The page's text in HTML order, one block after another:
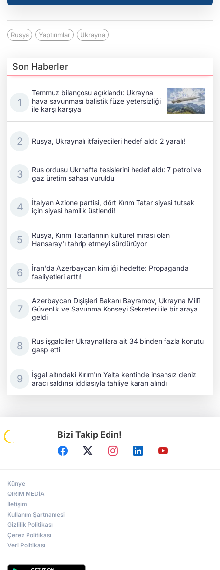
Rusya Yaptırımlar Ukrayna
Son Haberler
Temmuz bilançosu açıklandı: Ukrayna
hava savunması balistik füze yetersizliği
ile karşı karşıya
Rusya, Ukraynalı itfaiyecileri hedef aldı: 2 yaralı!
Rus ordusu Ukrnafta tesislerini hedef aldı: 7 petrol ve
gaz üretim sahası vuruldu
İtalyan Azione partisi, dört Kırım Tatar siyasi tutsak
için siyasi hamilik üstlendi!
Rusya, Kırım Tatarlarının kültürel mirası olan
Hansaray'ı tahrip etmeyi sürdürüyor
İran'da Azerbaycan kimliği hedefte: Propaganda
faaliyetleri arttı!
Azerbaycan Dışişleri Bakanı Bayramov, Ukrayna Millî
Güvenlik ve Savunma Konseyi Sekreteri ile bir araya
geldi
Rus işgalciler Ukraynalılara ait 34 binden fazla konutu
gasp etti
İşgal altındaki Kırım'ın Yalta kentinde insansız deniz
aracı saldırısı iddiasıyla tahliye kararı alındı
Bizi Takip Edin!
Künye
QIRIM MEDİA
İletişim
Kullanım Şartnamesi
Gizlilik Politikası
Çerez Politikası
Veri Politikası